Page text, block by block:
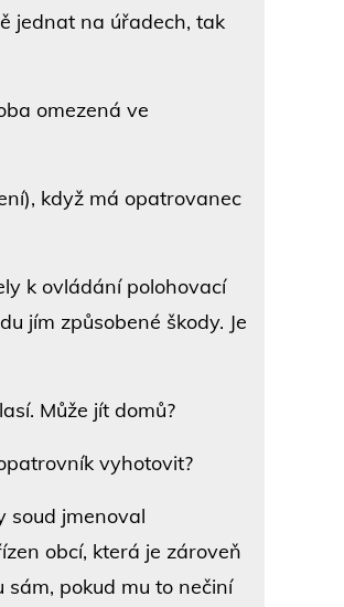
jednat na úřadech, tak
omezená ve
když má opatrovanec
k ovládání polohovací
jím způsobené škody. Je
Může jít domů?
vyhotovit?
soud jmenoval
obcí, která je zároveň
pokud mu to nečiní